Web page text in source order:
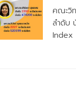
คณะวิ
ลำดับ
Index